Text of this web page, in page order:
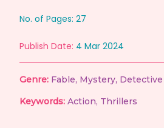
No. of Pages: 27
Publish Date: 4 Mar 2024
Genre: Fable, Mystery, Detective
Keywords: Action, Thrillers